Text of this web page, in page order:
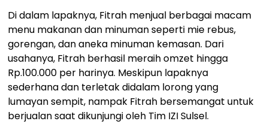
Di dalam lapaknya, Fitrah menjual berbagai macam
menu makanan dan minuman seperti mie rebus,
gorengan, dan aneka minuman kemasan. Dari
usahanya, Fitrah berhasil meraih omzet hingga
Rp.100.000 per harinya. Meskipun lapaknya
sederhana dan terletak didalam lorong yang
lumayan sempit, nampak Fitrah bersemangat untuk
berjualan saat dikunjungi oleh Tim IZI Sulsel.